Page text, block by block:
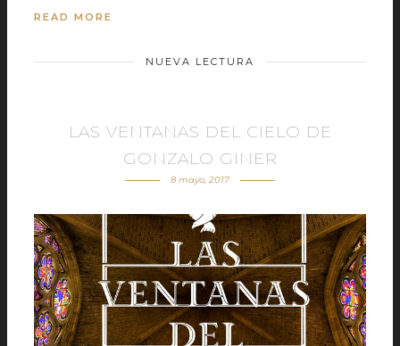
READ MORE
NUEVA LECTURA
LAS VENTANAS DEL CIELO DE
GONZALO GINER
8 mayo, 2017